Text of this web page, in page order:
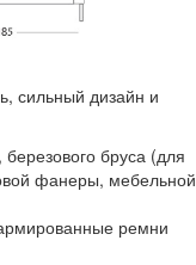
сильный дизайн и
березового бруса (для
фанеры, мебельной
ремни